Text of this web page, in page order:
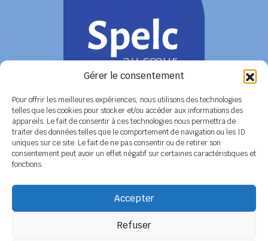
Gérer le consentement
Pour offrir les meilleures expériences, nous utilisons des technologies
telles que les cookies pour stocker et/ou accéder aux informations des
appareils. Le fait de consentir à ces technologies nous permettra de
traiter des données telles que le comportement de navigation ou les ID
uniques sur ce site. Le fait de ne pas consentir ou de retirer son
consentement peut avoir un effet négatif sur certaines caractéristiques et
fonctions.
Accepter
Refuser
COORDONNÉES
Siège social6 rue de Tolbiac - 37100 TOURS
Tél. 02 47 51 89 78 / 06 08 86 79 50
SecrétariatBP 14 - 79800 LA MOTHE SAINT HERAY
Tél. 05 49 04 91 45 / 06 14 12 56 26
secretariat@spelc-centre-poitou-charentes.fr